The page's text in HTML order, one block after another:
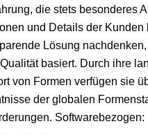
die stets besonderes
und Details der Kunden
Lösung
basiert. Durch ihre
von Formen verfügen sie
der globalen
Softwarebezogen: